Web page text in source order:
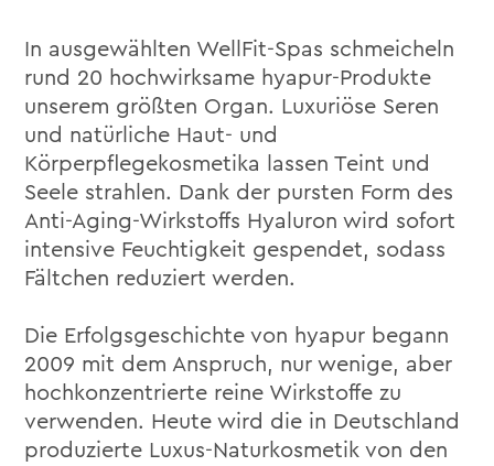
In ausgewählten WellFit-Spas schmeicheln
rund 20 hochwirksame hyapur-Produkte
unserem größten Organ. Luxuriöse Seren
und natürliche Haut- und
Körperpflegekosmetika lassen Teint und
Seele strahlen. Dank der pursten Form des
Anti-Aging-Wirkstoffs Hyaluron wird sofort
intensive Feuchtigkeit gespendet, sodass
Fältchen reduziert werden.
Die Erfolgsgeschichte von hyapur begann
2009 mit dem Anspruch, nur wenige, aber
hochkonzentrierte reine Wirkstoffe zu
verwenden. Heute wird die in Deutschland
produzierte Luxus-Naturkosmetik von den